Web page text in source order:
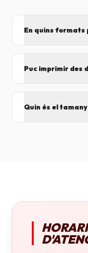
En quins formats
Word i Excel.
Puc imprimir des
Quin és el
HORARI